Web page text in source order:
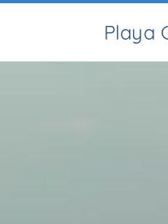
Playa